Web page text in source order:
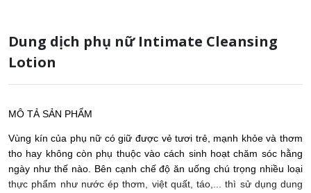
Dung dịch phụ nữ Intimate Cleansing
Lotion
MÔ TẢ SẢN PHẨM
Vùng kín của phụ nữ có giữ được vẻ tươi trẻ, mạnh khỏe và thơm
tho hay không còn phụ thuộc vào cách sinh hoạt chăm sóc hằng
ngày như thế nào. Bên cạnh chế độ ăn uống chú trọng nhiều loại
thực phẩm như nước ép thơm, việt quất, táo,... thì sử dụng dung